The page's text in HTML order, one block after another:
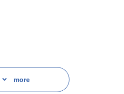
more